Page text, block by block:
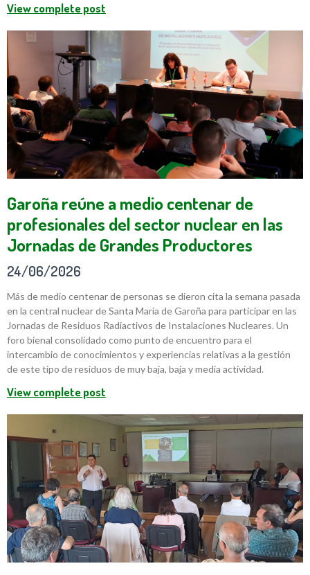
View complete post
Garoña reúne a medio centenar de
profesionales del sector nuclear en las
Jornadas de Grandes Productores
24/06/2026
Más de medio centenar de personas se dieron cita la semana pasada
en la central nuclear de Santa María de Garoña para participar en las
Jornadas de Residuos Radiactivos de Instalaciones Nucleares. Un
foro bienal consolidado como punto de encuentro para el
intercambio de conocimientos y experiencias relativas a la gestión
de este tipo de residuos de muy baja, baja y media actividad.
View complete post